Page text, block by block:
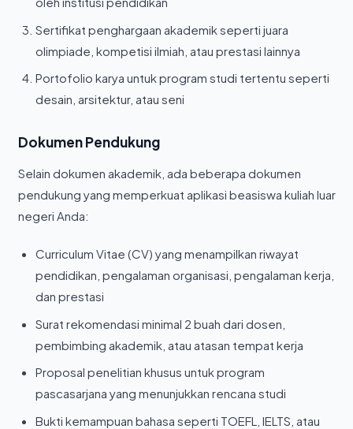
Sertifikat penghargaan akademik seperti juara
olimpiade, kompetisi ilmiah, atau prestasi lainnya
Portofolio karya untuk program studi tertentu seperti
desain, arsitektur, atau seni
Dokumen Pendukung
Selain dokumen akademik, ada beberapa dokumen
pendukung yang memperkuat aplikasi beasiswa kuliah luar
negeri Anda:
Curriculum Vitae (CV) yang menampilkan riwayat
pendidikan, pengalaman organisasi, pengalaman kerja,
dan prestasi
Surat rekomendasi minimal 2 buah dari dosen,
pembimbing akademik, atau atasan tempat kerja
Proposal penelitian khusus untuk program
pascasarjana yang menunjukkan rencana studi
Bukti kemampuan bahasa seperti TOEFL, IELTS, atau